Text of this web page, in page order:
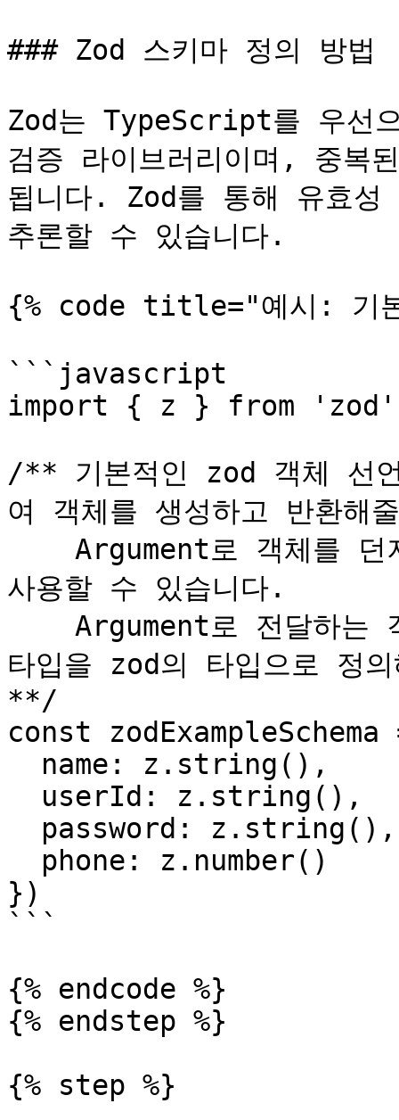
### Zod 스키마 정의 방법
Zod는 TypeScript를 우선
검증 라이브러리이며, 중복
됩니다. Zod를 통해 유효
추론할 수 있습니다.
{% code title="예시: 기
```javascript
import { z } from 'zod'
/** 기본적인 zod 객체 선
여 객체를 생성하고 반환해
사용할 수 있습니다.
타입을 zod의 타입으로 정
**/
const
})
```
{% endcode %}
{% endstep %}
{% step %}